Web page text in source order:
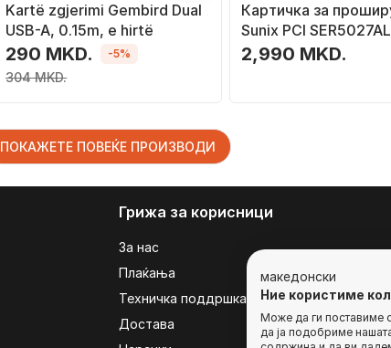
Kartë zgjerimi Gembird Dual
USB-A, 0.15m, e hirtë
290 MKD.
304 MKD.
-5%
Картичка за
Sunix PCI
Serial Port DB-9 (RS-
2,990 MKD.
ПОКАЖЕТЕ ПОВЕЌЕ ПРОИЗВОДИ
Грижа за корисници
За нас
Плаќања
Техничка поддршка
Достава
македонски
Ние користиме
Може да ги поставиме
да ја подобриме